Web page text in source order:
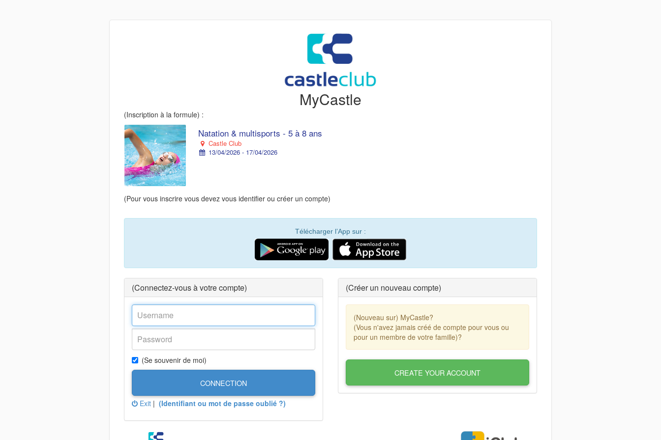
MyCastle
(Inscription à la formule) :
Natation & multisports - 5 à 8 ans
Castle Club
13/04/2026 - 17/04/2026
(Pour vous inscrire vous devez vous identifier ou créer un compte)
Télécharger l’App sur :
(Connectez-vous à votre compte)
(Se souvenir de moi)
CONNECTION
Exit | (Identifiant ou mot de passe oublié ?)
(Créer un nouveau compte)
(Nouveau sur) MyCastle?
(Vous n'avez jamais créé de compte pour vous ou
pour un membre de votre famille)?
CREATE YOUR ACCOUNT